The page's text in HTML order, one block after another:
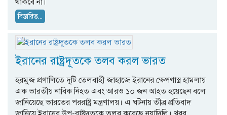
বিস্তারিত...
ইরানের রাষ্ট্রদূতকে তলব করল ভারত
হরমুজ প্রণালিতে দুটি তেলবাহী জাহাজে ইরানের ক্ষেপণাস্ত্র হামলায়
এক ভারতীয় নাবিক নিহত এবং আরও ১০ জন আহত হয়েছেন বলে
জানিয়েছে ভারতের পররাষ্ট্র মন্ত্রণালয়। এ ঘটনায় তীব্র প্রতিবাদ